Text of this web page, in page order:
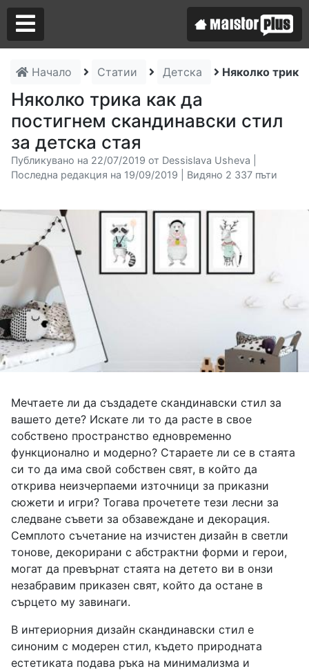
Начало Статии Детска Няколко трика
Няколко трика как да
постигнем скандинавски стил
за детска стая
Публикувано на 22/07/2019 от Dessislava Usheva |
Последна редакция на 19/09/2019 | Видяно 2 337 пъти
Мечтаете ли да създадете скандинавски стил за
вашето дете? Искате ли то да расте в свое
собствено пространство едновременно
функционално и модерно? Стараете ли се в стаята
си то да има свой собствен свят, в който да
открива неизчерпаеми източници за приказни
сюжети и игри? Тогава прочетете тези лесни за
следване съвети за обзавеждане и декорация.
Семплото съчетание на изчистен дизайн в светли
тонове, декорирани с абстрактни форми и герои,
могат да превърнат стаята на детето ви в онзи
незабравим приказен свят, който да остане в
сърцето му завинаги.
В интериорния дизайн скандинавски стил е
синоним с модерен стил, където природната
естетиката подава ръка на минимализма и
Аз съм майстор
Търся майстор